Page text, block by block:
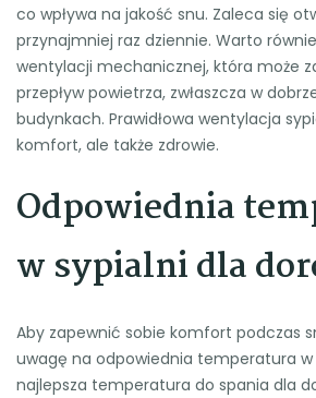
co wpływa na jakość snu. Zaleca się
przynajmniej raz dziennie. Warto
wentylacji mechanicznej, która może
przepływ powietrza, zwłaszcza w
budynkach. Prawidłowa wentylacja
komfort, ale także zdrowie.
Odpowiednia
w sypialni dla
Aby zapewnić sobie komfort podczas
uwagę na odpowiednia temperatura w
najlepsza temperatura do spania dla